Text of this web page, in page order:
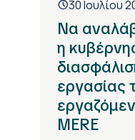
30 Ιουλίου
Να
η
εργασίας
MERE